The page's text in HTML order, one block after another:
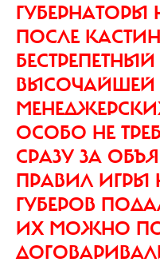
ГУБЕРНАТОРЫ
ПОСЛЕ
ВЫСОЧАЙШЕЙ
ОСОБО НЕ
СРАЗУ ЗА
ПРАВИЛ ИГРЫ
ГУБЕРОВ
ИХ МОЖНО